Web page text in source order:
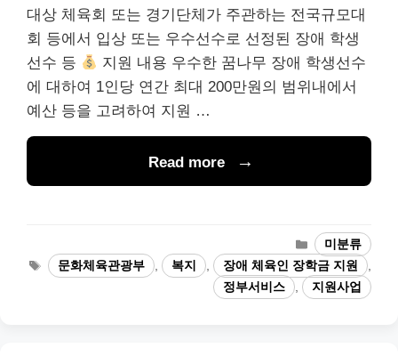
대상 체육회 또는 경기단체가 주관하는 전국규모대
회 등에서 입상 또는 우수선수로 선정된 장애 학생
선수 등
지원 내용 우수한 꿈나무 장애 학생선수
에 대하여 1인당 연간 최대 200만원의 범위내에서
예산 등을 고려하여 지원 …
Read more
카
테
고
리
미분류
태
그
문화체육관광부 , 복지 , 장애 체육인 장학금 지원
,
정부서비스
, 지원사업